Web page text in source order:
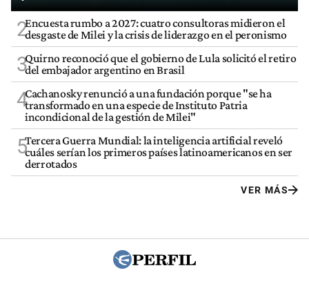
2Encuesta rumbo a 2027: cuatro consultoras midieron el
desgaste de Milei y la crisis de liderazgo en el peronismo
3Quirno reconoció que el gobierno de Lula solicitó el retiro
del embajador argentino en Brasil
4Cachanosky renunció a una fundación porque "se ha
transformado en una especie de Instituto Patria
incondicional de la gestión de Milei"
5Tercera Guerra Mundial: la inteligencia artificial reveló
cuáles serían los primeros países latinoamericanos en ser
derrotados
VER MÁS